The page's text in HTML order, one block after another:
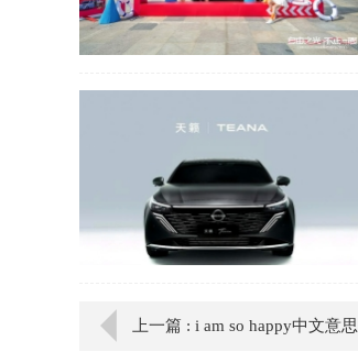
上一篇 : i am so happy中文意思